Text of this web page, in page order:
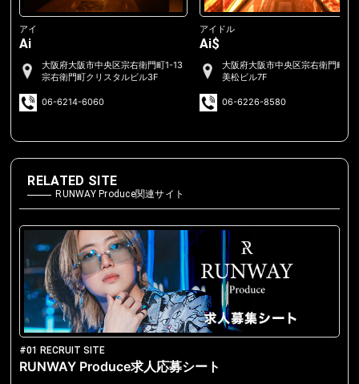
アイ
Ai
大阪府大阪市中央区宗右衛門町1-13
宗右衛門町クリスタルビル3F
06-6214-6060
アイドル
Ai$
大阪府大阪市中央区宗右衛門町2-
美松ビル7F
06-6226-8580
RELATED SITE
RUNWAY Produce関連サイト
#01 RECRUIT SITE
RUNWAY Produce求人応募シート